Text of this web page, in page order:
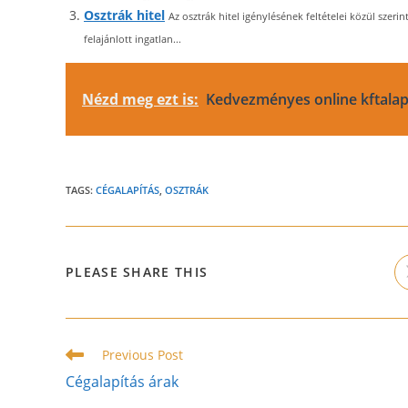
Osztrák hitel Az osztrák hitel igénylésének feltételei közül
felajánlott ingatlan...
Nézd meg ezt is: Kedvezményes online
TAGS: CÉGALAPÍTÁS, OSZTRÁK
PLEASE SHARE THIS
Read
more
articles
Previous Post
Cégalapítás árak